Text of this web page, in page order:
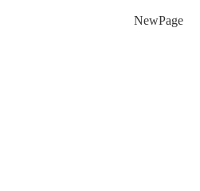
NewPage